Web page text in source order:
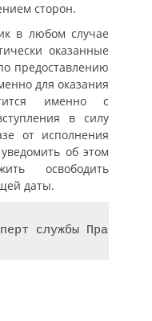
сторон.
в любом случае
оказанные
предоставлению
для оказания
именно с
в силу
от исполнения
об этом
освободить
даты.
службы